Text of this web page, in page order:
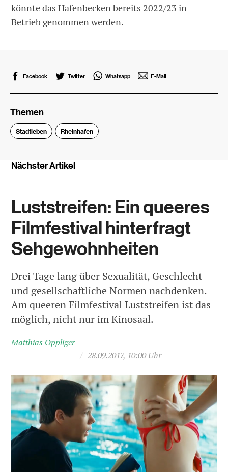
könnte das Hafenbecken bereits 2022/23 in
Betrieb genommen werden.
Facebook Twitter Whatsapp E-Mail
Themen
Stadtleben Rheinhafen
Nächster Artikel
Luststreifen: Ein queeres
Filmfestival hinterfragt
Sehgewohnheiten
Drei Tage lang über Sexualität, Geschlecht
und gesellschaftliche Normen nachdenken.
Am queeren Filmfestival Luststreifen ist das
möglich, nicht nur im Kinosaal.
Matthias Oppliger
/ 28.09.2017, 10:00 Uhr